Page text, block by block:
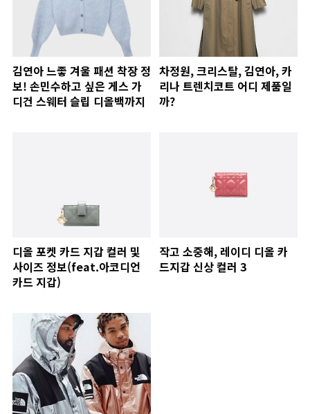
김연아 느좋 겨울 패션 착장 정
보! 손민수하고 싶은 게스 가
디건 스웨터 슬립 디올백까지
차정원, 크리스탈, 김연아, 카
리나 트렌치코트 어디 제품일
까?
디올 포켓 카드 지갑 컬러 및
사이즈 정보(feat.아코디언
카드 지갑)
작고 소중해, 레이디 디올 카
드지갑 신상 컬러 3